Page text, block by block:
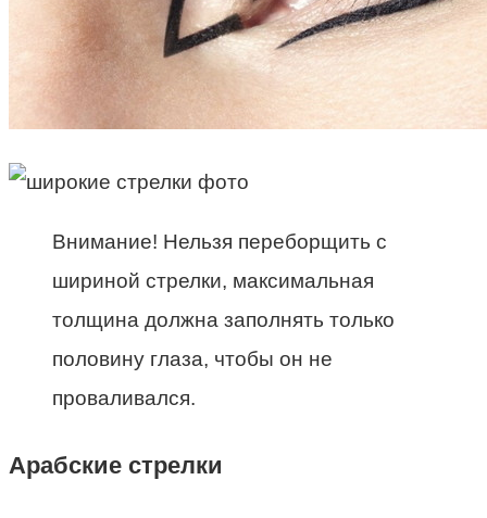
Внимание! Нельзя переборщить с
шириной стрелки, максимальная
толщина должна заполнять только
половину глаза, чтобы он не
проваливался.
Арабские стрелки